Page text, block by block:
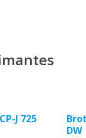
J 725
DW